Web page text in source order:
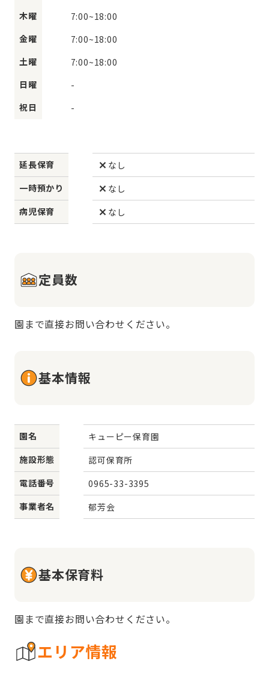
木曜
7:00~18:00
金曜
7:00~18:00
土曜
7:00~18:00
日曜
-
祝日
-
延長保育
なし
一時預かり
なし
病児保育
なし
定員数
園まで直接お問い合わせください。
基本情報
園名
キューピー保育園
施設形態
認可保育所
電話番号
0965-33-3395
事業者名
郁芳会
基本保育料
園まで直接お問い合わせください。
エリア情報